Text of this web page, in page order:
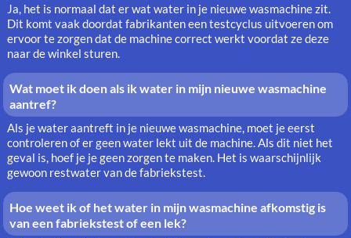
Ja, het is normaal dat er wat water in je nieuwe wasmachine zit.
Dit komt vaak doordat fabrikanten een testcyclus uitvoeren om
ervoor te zorgen dat de machine correct werkt voordat ze deze
naar de winkel sturen.
Wat moet ik doen als ik water in mijn nieuwe wasmachine
aantref?
Als je water aantreft in je nieuwe wasmachine, moet je eerst
controleren of er geen water lekt uit de machine. Als dit niet het
geval is, hoef je je geen zorgen te maken. Het is waarschijnlijk
gewoon restwater van de fabriekstest.
Hoe weet ik of het water in mijn wasmachine afkomstig is
van een fabriekstest of een lek?